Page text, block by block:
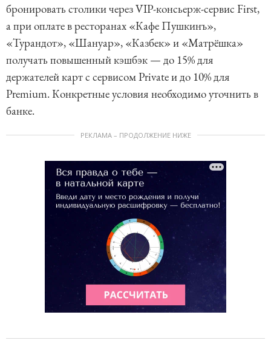
бронировать столики через VIP-консьерж-сервис First,
а при оплате в ресторанах «Кафе Пушкинъ»,
«Турандот», «Шануар», «Казбек» и «Матрёшка»
получать повышенный кэшбэк — до 15% для
держателей карт с сервисом Private и до 10% для
Premium. Конкретные условия необходимо уточнить в
банке.
РЕКЛАМА – ПРОДОЛЖЕНИЕ НИЖЕ